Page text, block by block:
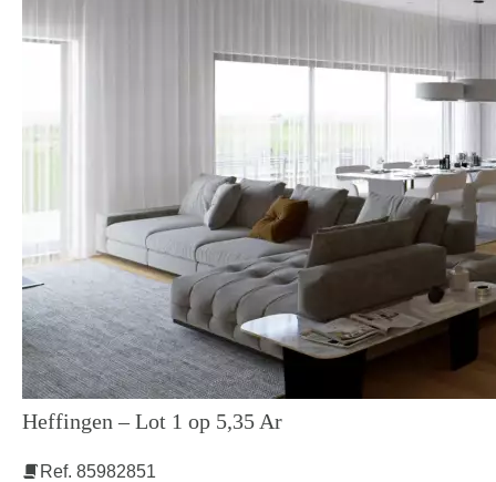
Heffingen – Lot 1 op 5,35 Ar
Ref. 85982851